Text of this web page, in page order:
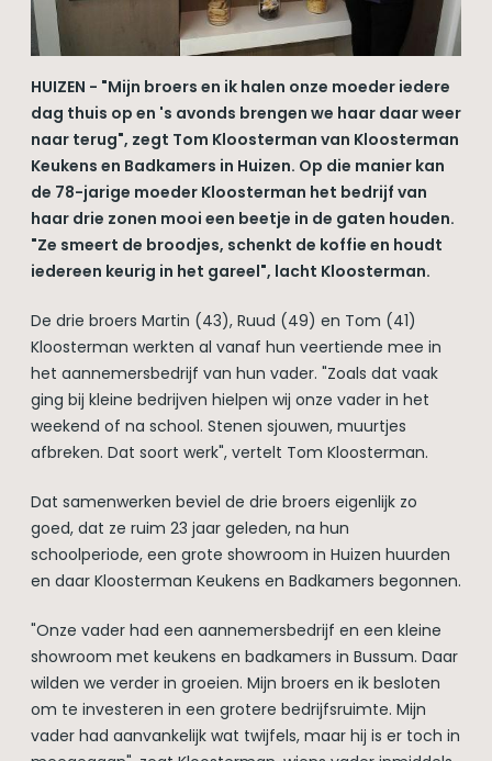
HUIZEN - "Mijn broers en ik halen onze moeder iedere
dag thuis op en 's avonds brengen we haar daar weer
naar terug", zegt Tom Kloosterman van Kloosterman
Keukens en Badkamers in Huizen. Op die manier kan
de 78-jarige moeder Kloosterman het bedrijf van
haar drie zonen mooi een beetje in de gaten houden.
"Ze smeert de broodjes, schenkt de koffie en houdt
iedereen keurig in het gareel", lacht Kloosterman.
De drie broers Martin (43), Ruud (49) en Tom (41)
Kloosterman werkten al vanaf hun veertiende mee in
het aannemersbedrijf van hun vader. "Zoals dat vaak
ging bij kleine bedrijven hielpen wij onze vader in het
weekend of na school. Stenen sjouwen, muurtjes
afbreken. Dat soort werk", vertelt Tom Kloosterman.
Dat samenwerken beviel de drie broers eigenlijk zo
goed, dat ze ruim 23 jaar geleden, na hun
schoolperiode, een grote showroom in Huizen huurden
en daar Kloosterman Keukens en Badkamers begonnen.
"Onze vader had een aannemersbedrijf en een kleine
showroom met keukens en badkamers in Bussum. Daar
wilden we verder in groeien. Mijn broers en ik besloten
om te investeren in een grotere bedrijfsruimte. Mijn
vader had aanvankelijk wat twijfels, maar hij is er toch in